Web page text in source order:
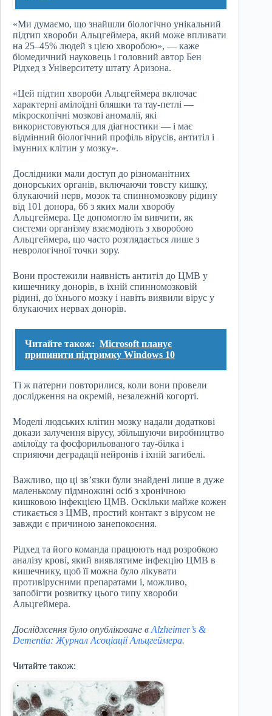
«Ми думаємо, що знайшли біологічно унікальний
підтип хвороби Альцгеймера, який може впливати
на 25–45% людей з цією хворобою», — каже
біомедичний науковець і головний автор Бен
Рідхед з Університету штату Аризона.
«Цей підтип хвороби Альцгеймера включає
характерні амілоїдні бляшки та тау-петлі —
мікроскопічні мозкові аномалії, які
використовуються для діагностики — і має
відмінний біологічний профіль вірусів, антитіл і
імунних клітин у мозку».
Дослідники мали доступ до різноманітних
донорських органів, включаючи товсту кишку,
блукаючий нерв, мозок та спинномозкову рідину
від 101 донора, 66 з яких мали хворобу
Альцгеймера. Це допомогло їм вивчити, як
системи організму взаємодіють з хворобою
Альцгеймера, що часто розглядається лише з
неврологічної точки зору.
Вони простежили наявність антитіл до ЦМВ у
кишечнику донорів, в їхній спинномозковій
рідині, до їхнього мозку і навіть виявили вірус у
блукаючих нервах донорів.
Читайте також: Microsoft планує
припинити підтримку Windows 10
Ті ж патерни повторилися, коли вони провели
дослідження на окремій, незалежній когорті.
Моделі людських клітин мозку надали додаткові
докази залучення вірусу, збільшуючи виробництво
амілоїду та фосфорильованого тау-білка і
сприяючи деградації нейронів і їхній загибелі.
Важливо, що ці зв’язки були знайдені лише в дуже
маленькому підмножині осіб з хронічною
кишковою інфекцією ЦМВ. Оскільки майже кожен
стикається з ЦМВ, простий контакт з вірусом не
завжди є причиною занепокоєння.
Рідхед та його команда працюють над розробкою
аналізу крові, який виявлятиме інфекцію ЦМВ в
кишечнику, щоб її можна було лікувати
противірусними препаратами і, можливо,
запобігти розвитку цього типу хвороби
Альцгеймера.
Дослідження було опубліковане в Alzheimer’s &
Dementia: Журнал Асоціації Альцгеймера.
Читайте також: